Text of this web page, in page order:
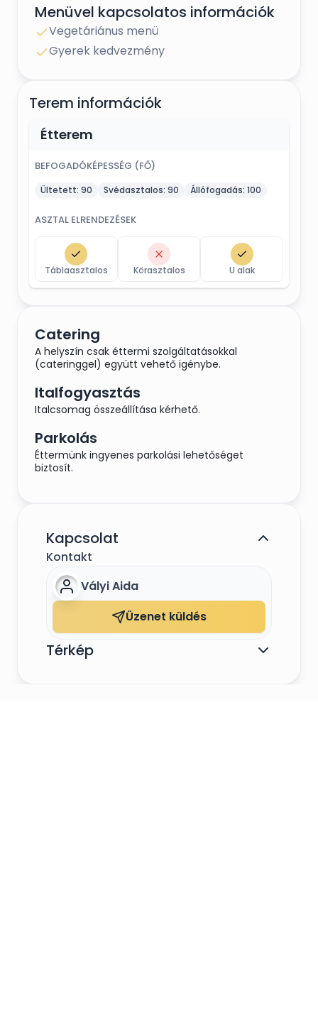
Menüvel kapcsolatos információk
Vegetáriánus menü
Gyerek kedvezmény
Terem információk
Étterem
BEFOGADÓKÉPESSÉG (FŐ)
Ültetett: 90 Svédasztalos: 90 Állófogadás: 100
ASZTAL ELRENDEZÉSEK
Táblaasztalos Körasztalos U alak
Catering
A helyszín csak éttermi szolgáltatásokkal
(cateringgel) együtt vehető igénybe.
Italfogyasztás
Italcsomag összeállítása kérhető.
Parkolás
Éttermünk ingyenes parkolási lehetőséget
biztosít.
Kapcsolat
Kontakt
Vályi Aida
Üzenet küldés
Térkép